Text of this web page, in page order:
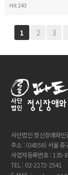
Hit 243
1 2 3
사단법인 정신장애와인
주소 : (04556) 서울 중
사업자등록번호 : 135-
TEL : 02-2272-2541